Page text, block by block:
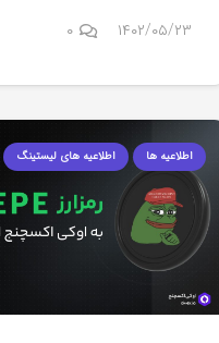
۱۴۰۲/۰۵/۲۳ ۰
اطلاعیه ها اطلاعیه های لیستینگ